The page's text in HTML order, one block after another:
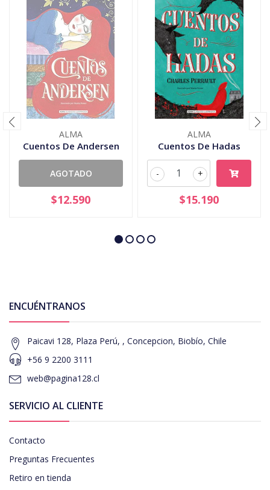
ALMA
Cuentos De Andersen
AGOTADO
$12.590
ALMA
Cuentos De Hadas
+
-
$15.190
ENCUÉNTRANOS
Paicavi 128, Plaza Perú, , Concepcion, Biobío, Chile
+56 9 2200 3111
web@pagina128.cl
SERVICIO AL CLIENTE
Contacto
Preguntas Frecuentes
Retiro en tienda